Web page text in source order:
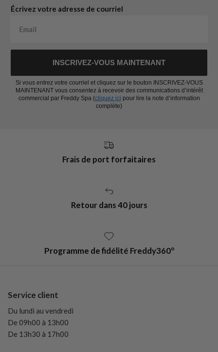
Écrivez votre adresse de courriel
INSCRIVEZ-VOUS MAINTENANT
Si vous entrez votre courriel et cliquez sur le bouton INSCRIVEZ-VOUS
MAINTENANT vous consentez à recevoir des communications d’intérêt
commercial par Freddy Spa (cliquez ici pour lire la note d’information
complète)
Frais de port forfaitaires
Retour dans 40 jours
Programme de fidélité Freddy360°
Service client
Du lundi au vendredi
De 09h00 à 13h00
De 13h30 à 17h00